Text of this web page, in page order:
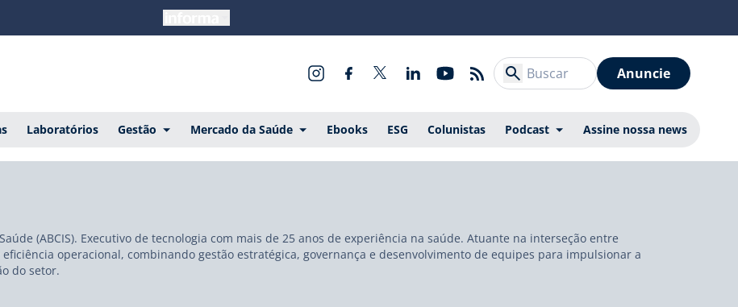
Anuncie
Laboratórios Gestão Mercado da Saúde Ebooks ESG Colunistas Podcast Assine nossa news
(ABCIS). Executivo de tecnologia com mais de 25 anos de experiência na saúde. Atuante na interseção entre
operacional, combinando gestão estratégica, governança e desenvolvimento de equipes para impulsionar a
do setor.